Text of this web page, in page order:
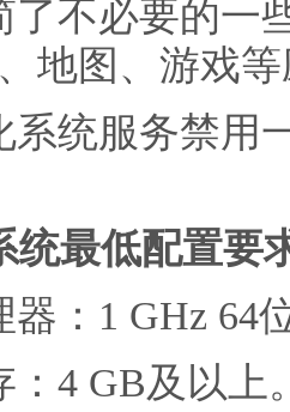
必要的一些
地图、游戏
服务禁用
最低配置要
：1 GHz 64
4 GB及以上